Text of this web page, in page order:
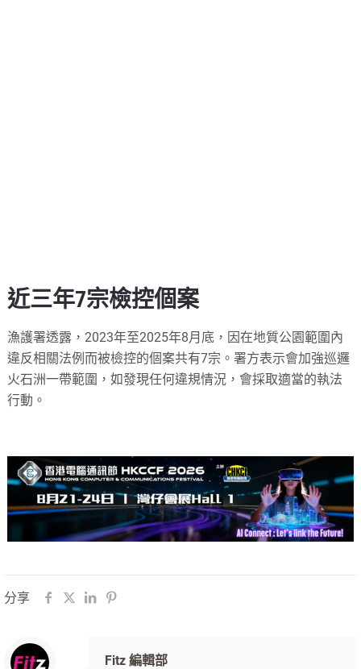
近三年7宗檢控個案
漁護署透露，2023年至2025年8月底，因在地質公園範圍內
違反相關法例而被檢控的個案共有7宗。署方表示會加強巡邏
火石洲一帶範圍，如發現任何違規情況，會採取適當的執法
行動。
分享
Fitz 編輯部